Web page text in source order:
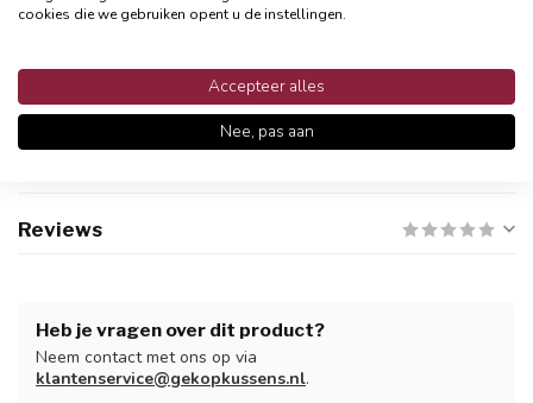
Reviews
Heb je vragen over dit product?
Neem contact met ons op via
klantenservice@gekopkussens.nl.
cookies die we gebruiken opent u de instellingen.
Accepteer alles
Nee, pas aan